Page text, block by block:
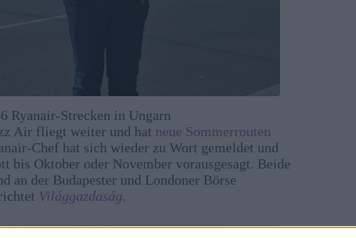
Ryanair-Strecken in Ungarn
Air fliegt weiter und hat neue Sommerrouten
Chef hat sich wieder zu Wort gemeldet und
bis Oktober oder November vorausgesagt. Beide
an der Budapester und Londoner Börse
Világgazdaság.